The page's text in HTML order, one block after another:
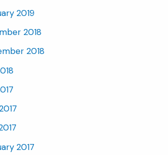
2019
2018
2018
2017